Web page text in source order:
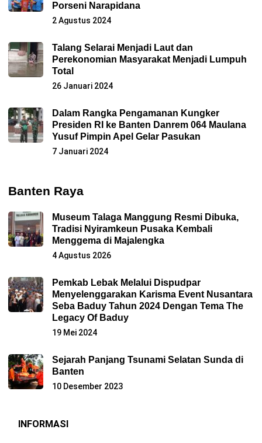
Porseni Narapidana
2 Agustus 2024
Talang Selarai Menjadi Laut dan
Perekonomian Masyarakat Menjadi Lumpuh
Total
26 Januari 2024
Dalam Rangka Pengamanan Kungker
Presiden RI ke Banten Danrem 064 Maulana
Yusuf Pimpin Apel Gelar Pasukan
7 Januari 2024
Banten Raya
Museum Talaga Manggung Resmi Dibuka,
Tradisi Nyiramkeun Pusaka Kembali
Menggema di Majalengka
4 Agustus 2026
Pemkab Lebak Melalui Dispudpar
Menyelenggarakan Karisma Event Nusantara
Seba Baduy Tahun 2024 Dengan Tema The
Legacy Of Baduy
19 Mei 2024
Sejarah Panjang Tsunami Selatan Sunda di
Banten
10 Desember 2023
INFORMASI